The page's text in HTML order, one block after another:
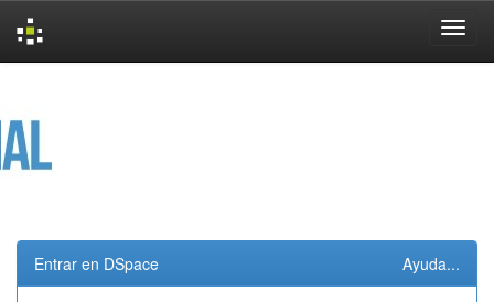
Entrar en DSpace Ayuda...